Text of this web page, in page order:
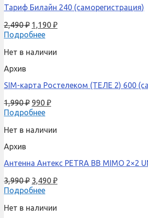
Тариф Билайн 240 (саморегистрация)
2,490₽ 1,190 ₽
Подробнее
Нет в наличии
Архив
SIM-карта Ростелеком (ТЕЛЕ 2) 600
1,990₽ 990 ₽
Подробнее
Нет в наличии
Архив
Антенна Антекс PETRA BB MIMO 2×2
3,990₽ 3,490 ₽
Подробнее
Нет в наличии